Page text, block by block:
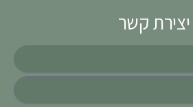
יצירת קשר